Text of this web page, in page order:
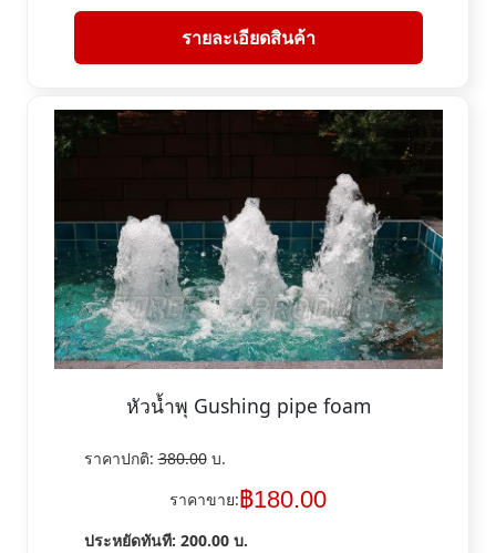
รายละเอียดสินค้า
หัวน้ำพุ Gushing pipe foam
ราคาปกติ:380.00บ.
ราคาขาย:฿180.00
ประหยัดทันที: 200.00บ.